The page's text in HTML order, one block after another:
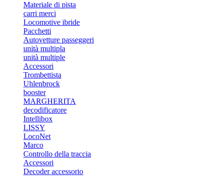
Materiale di pista
carri merci
Locomotive ibride
Pacchetti
Autovetture passeggeri
unità multipla
unità multiple
Accessori
Trombettista
Uhlenbrock
booster
MARGHERITA
decodificatore
Intellibox
LISSY
LocoNet
Marco
Controllo della traccia
Accessori
Decoder accessorio